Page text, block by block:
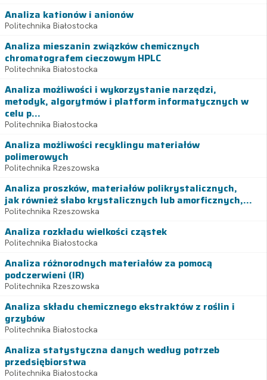
Analiza kationów i anionów
Politechnika Białostocka
Analiza mieszanin związków chemicznych
chromatografem cieczowym HPLC
Politechnika Białostocka
Analiza możliwości i wykorzystanie narzędzi,
metodyk, algorytmów i platform informatycznych w
celu p...
Politechnika Białostocka
Analiza możliwości recyklingu materiałów
polimerowych
Politechnika Rzeszowska
Analiza proszków, materiałów polikrystalicznych,
jak również słabo krystalicznych lub amorficznych,...
Politechnika Rzeszowska
Analiza rozkładu wielkości cząstek
Politechnika Białostocka
Analiza różnorodnych materiałów za pomocą
podczerwieni (IR)
Politechnika Rzeszowska
Analiza składu chemicznego ekstraktów z roślin i
grzybów
Politechnika Białostocka
Analiza statystyczna danych według potrzeb
przedsiębiorstwa
Politechnika Białostocka